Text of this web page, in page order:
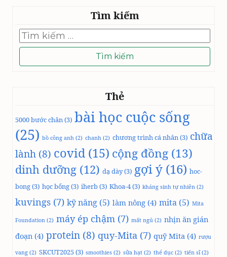
Tìm kiếm
Tìm
kiếm
cho:
Thẻ
5000 bước chân(3) bài học cuộc sống
(25) bồ công anh (2) chanh (2) chương trình cá nhân(3) chữa
lành (8) covid (15) cộng đồng (13)
dinh dưỡng (12) dạ dày(3) gợi ý (16) hoc-
bong(3) học bổng(3) iherb(3) Khoa-4(3) kháng sinh tự nhiên (2)
kuvings (7) kỹ năng (5) làm nông (4) mita (5) Mita
Foundation (2) máy ép chậm (7) mất ngủ (2) nhịn ăn gián
đoạn (4) protein (8) quy-Mita (7) quỹ Mita (4) rượu
vang (2) SKCUT2025(3) smoothies (2) sữa hạt (2) thể dục (2) tiến sĩ(2)